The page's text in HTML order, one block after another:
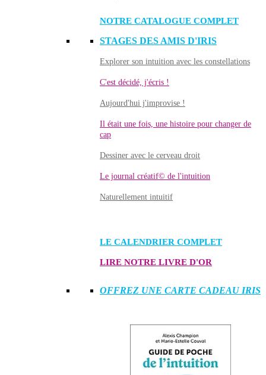
NOTRE CATALOGUE COMPLET
STAGES DES AMIS D'IRIS
Explorer son intuition avec les constellations
C'est décidé, j'écris !
Aujourd'hui j'improvise !
Il était une fois, une histoire pour changer de
cap
Dessiner avec le cerveau droit
Le journal créatif© de l'intuition
Naturellement intuitif
LE CALENDRIER COMPLET
LIRE NOTRE LIVRE D'OR
OFFREZ UNE CARTE CADEAU IRIS